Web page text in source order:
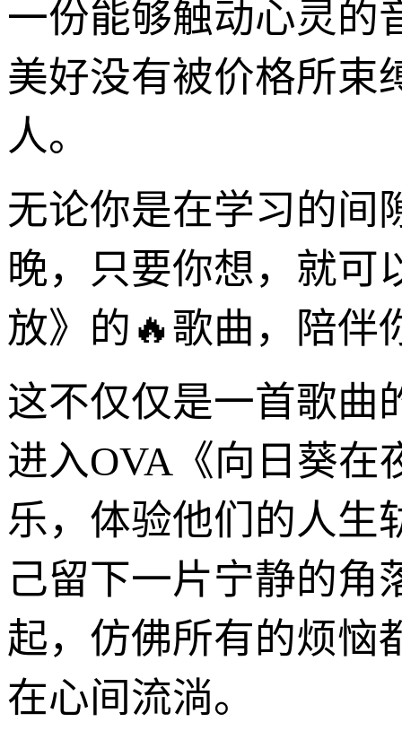
一份能够触动心灵的
美好没有被价格所束
人。
无论你是在学习的间
晚，只要你想，就可
放》的🔥歌曲，陪伴
这不仅仅是一首歌曲
进入OVA《向日葵在
乐，体验他们的人生
己留下一片宁静的角
起，仿佛所有的烦恼
在心间流淌。